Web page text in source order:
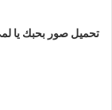
تحميل صور بحبك يا